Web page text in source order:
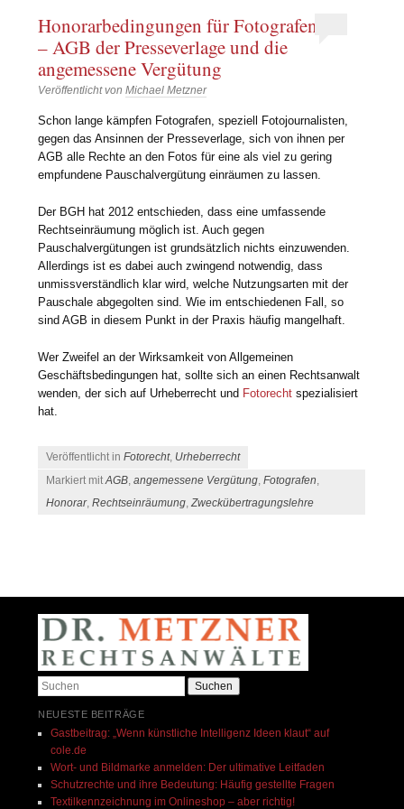
Honorarbedingungen für Fotografen
– AGB der Presseverlage und die
angemessene Vergütung
Veröffentlicht vonMichael Metzner
Schon lange kämpfen Fotografen, speziell Fotojournalisten,
gegen das Ansinnen der Presseverlage, sich von ihnen per
AGB alle Rechte an den Fotos für eine als viel zu gering
empfundene Pauschalvergütung einräumen zu lassen.
Der BGH hat 2012 entschieden, dass eine umfassende
Rechtseinräumung möglich ist. Auch gegen
Pauschalvergütungen ist grundsätzlich nichts einzuwenden.
Allerdings ist es dabei auch zwingend notwendig, dass
unmissverständlich klar wird, welche Nutzungsarten mit der
Pauschale abgegolten sind. Wie im entschiedenen Fall, so
sind AGB in diesem Punkt in der Praxis häufig mangelhaft.
Wer Zweifel an der Wirksamkeit von Allgemeinen
Geschäftsbedingungen hat, sollte sich an einen Rechtsanwalt
wenden, der sich auf Urheberrecht und Fotorecht spezialisiert
hat.
Veröffentlicht inFotorecht, Urheberrecht
Markiert mitAGB,angemessene Vergütung,Fotografen,
Honorar,Rechtseinräumung,Zweckübertragungslehre
Suchen
NEUESTE BEITRÄGE
Gastbeitrag: „Wenn künstliche Intelligenz Ideen klaut“ auf
cole.de​
Wort- und Bildmarke anmelden: Der ultimative Leitfaden
Schutzrechte und ihre Bedeutung: Häufig gestellte Fragen
Textilkennzeichnung im Onlineshop – aber richtig!